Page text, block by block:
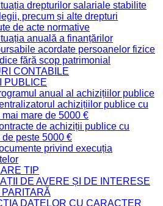
drepturilor salariale stabilite
precum și alte drepturi
de acte normative
anuală a finanțărilor
acordate persoanelor fizice
fără scop patrimonial
CONTABILE
PUBLICE
anual al achizițiilor publice
achizițiilor publice cu
mare de 5000 €
de achiziții publice cu
peste 5000 €
privind execuția
TIP
DE AVERE ȘI DE INTERESE
PARITARĂ
DATELOR CU CARACTER